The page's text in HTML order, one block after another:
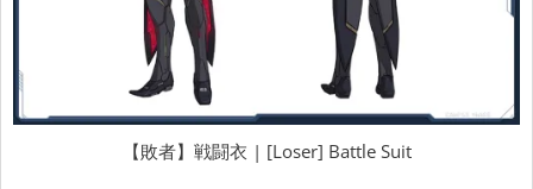
【敗者】戦闘衣 | [Loser] Battle Suit